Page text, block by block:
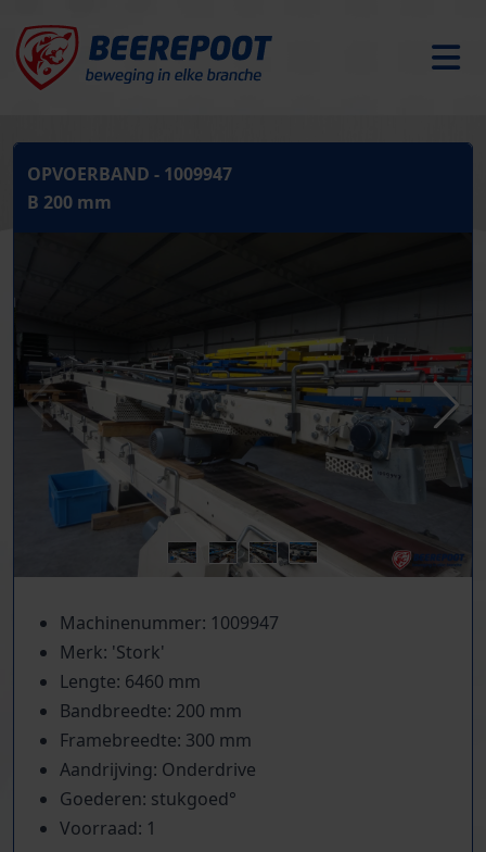
OPVOERBAND - 1009947
B 200 mm
Machinenummer: 1009947
Merk: 'Stork'
Lengte: 6460 mm
Bandbreedte: 200 mm
Framebreedte: 300 mm
Aandrijving: Onderdrive
Goederen: stukgoed°
Voorraad: 1